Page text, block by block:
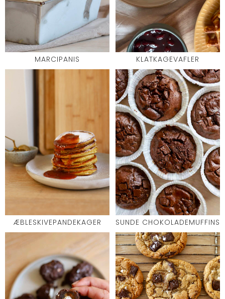
MARCIPANIS KLATKAGEVAFLER
ÆBLESKIVEPANDEKAGER SUNDE CHOKOLADEMUFFINS